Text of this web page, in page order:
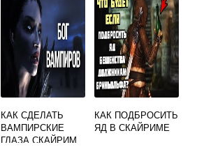
КАК СДЕЛАТЬ
ВАМПИРСКИЕ
ГЛАЗА СКАЙРИМ
КАК ПОДБРОСИТЬ
ЯД В СКАЙРИМЕ